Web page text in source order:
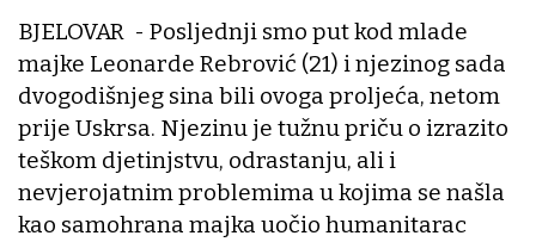
BJELOVAR - Posljednji smo put kod mlade
majke Leonarde Rebrović (21) i njezinog sada
dvogodišnjeg sina bili ovoga proljeća, netom
prije Uskrsa. Njezinu je tužnu priču o izrazito
teškom djetinjstvu, odrastanju, ali i
nevjerojatnim problemima u kojima se našla
kao samohrana majka uočio humanitarac